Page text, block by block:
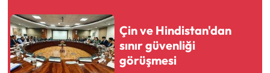
Çin ve Hindistan'dan
sınır güvenliği
görüşmesi